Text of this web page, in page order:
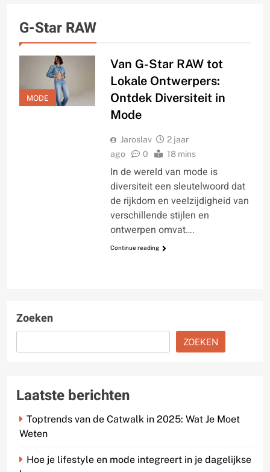
G-Star RAW
MODE
Van G-Star RAW tot
Lokale Ontwerpers:
Ontdek Diversiteit in
Mode
Jaroslav
2 jaar
ago
0 18 mins
In de wereld van mode is
diversiteit een sleutelwoord dat
de rijkdom en veelzijdigheid van
verschillende stijlen en
ontwerpen omvat….
Continue reading
Zoeken
ZOEKEN
Laatste berichten
Toptrends van de Catwalk in 2025: Wat Je Moet
Weten
Hoe je lifestyle en mode integreert in je dagelijkse